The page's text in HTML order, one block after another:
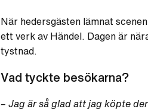
När hedersgästen lämnat
ett verk av Händel. Dagen är
tystnad.
Vad tyckte besökarna?
– Jag är så glad att jag köpte